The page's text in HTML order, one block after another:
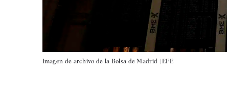
Imagen de archivo de la Bolsa de Madrid |EFE